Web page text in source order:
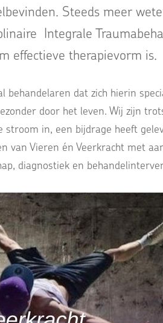
Steeds meer
Integrale
effectieve therapievorm is.
behandelaren dat zich hierin
door het leven. Wij zijn
stroom in, een bijdrage heeft
van Vieren én Veerkracht met
diagnostiek en